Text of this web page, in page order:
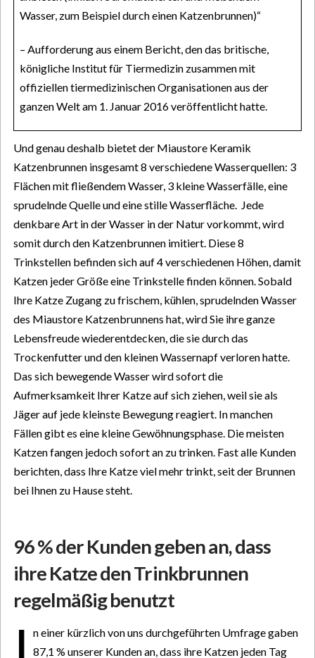
Wasser, zum Beispiel durch einen Katzenbrunnen)“
– Aufforderung aus einem Bericht, den das britische,
königliche Institut für Tiermedizin zusammen mit
offiziellen tiermedizinischen Organisationen aus der
ganzen Welt am 1. Januar 2016 veröffentlicht hatte.
Und genau deshalb bietet der Miaustore Keramik
Katzenbrunnen insgesamt 8 verschiedene Wasserquellen: 3
Flächen mitfließendemWasser, 3 kleine Wasserfälle, eine
sprudelnde Quelle und eine stille Wasserfläche. Jede
denkbare Art in der Wasser in der Natur vorkommt, wird
somit durch den Katzenbrunnen imitiert. Diese 8
Trinkstellen befinden sich auf 4 verschiedenen Höhen, damit
Katzen jeder Größe eine Trinkstelle finden können. Sobald
Ihre Katze Zugang zu frischem, kühlen, sprudelnden Wasser
des Miaustore Katzenbrunnens hat, wird Sie ihre ganze
Lebensfreude wiederentdecken, die sie durch das
Trockenfutter und den kleinen Wassernapf verloren hatte.
Das sich bewegende Wasser wird sofort die
Aufmerksamkeit Ihrer Katze auf sich ziehen, weil sie als
Jäger auf jede kleinste Bewegung reagiert. In manchen
Fällen gibt es eine kleine Gewöhnungsphase. Die meisten
Katzen fangen jedoch sofort an zu trinken. Fast alle Kunden
berichten, dass Ihre Katze viel mehr trinkt, seit der Brunnen
bei Ihnen zu Hause steht.
96 % der Kunden geben an, dass
ihre Katze den Trinkbrunnen
regelmäßig benutzt
n einer kürzlich von uns durchgeführten Umfrage gaben
87,1 % unserer Kunden an, dass ihre Katzen jeden Tag